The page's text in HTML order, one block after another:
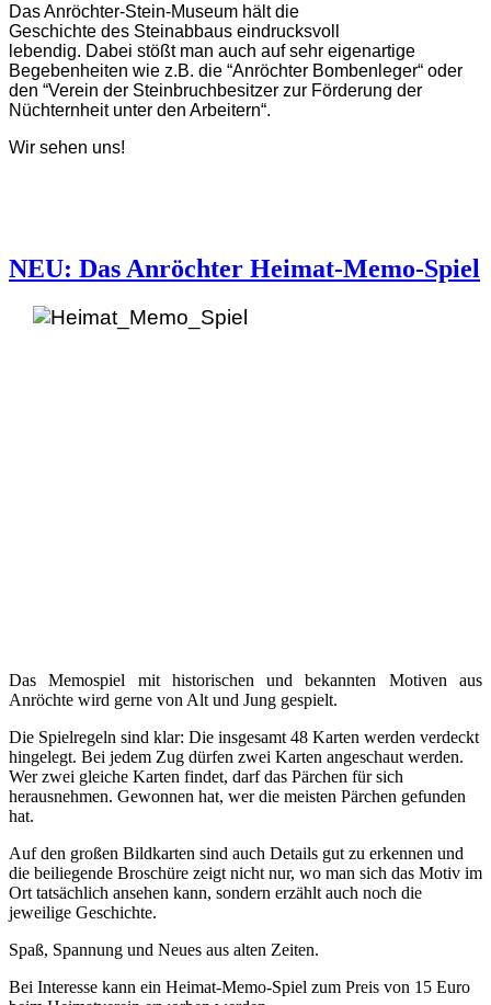
Das Anröchter-Stein-Museum hält die
Geschichte des Steinabbaus eindrucksvoll
lebendig. Dabei stößt man auch auf sehr eigenartige
Begebenheiten wie z.B. die “Anröchter Bombenleger“ oder
den “Verein der Steinbruchbesitzer zur Förderung der
Nüchternheit unter den Arbeitern“.
Wir sehen uns!
NEU: Das Anröchter Heimat-Memo-Spiel
Das Memospiel mit historischen und bekannten Motiven aus
Anröchte wird gerne von Alt und Jung gespielt.
Die Spielregeln sind klar: Die insgesamt 48 Karten werden verdeckt
hingelegt. Bei jedem Zug dürfen zwei Karten angeschaut werden.
Wer zwei gleiche Karten findet, darf das Pärchen für sich
herausnehmen. Gewonnen hat, wer die meisten Pärchen gefunden
hat.
Auf den großen Bildkarten sind auch Details gut zu erkennen und
die beiliegende Broschüre zeigt nicht nur, wo man sich das Motiv im
Ort tatsächlich ansehen kann, sondern erzählt auch noch die
jeweilige Geschichte.
Spaß, Spannung und Neues aus alten Zeiten.
Bei Interesse kann ein Heimat-Memo-Spiel zum Preis von 15 Euro